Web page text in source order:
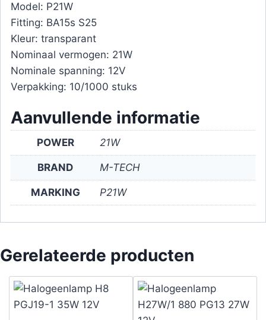
Model: P21W
Fitting: BA15s S25
Kleur: transparant
Nominaal vermogen: 21W
Nominale spanning: 12V
Verpakking: 10/1000 stuks
Aanvullende informatie
POWER 21W
BRAND M-TECH
MARKING P21W
Gerelateerde producten